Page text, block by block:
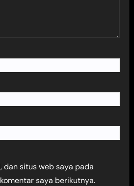
dan situs web saya pada
saya berikutnya.